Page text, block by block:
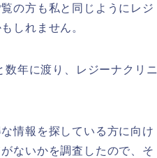
の方も私と同じようにレジ
しれません。
年に渡り、レジーナクリニ
情報を探している方に向け
ないかを調査したので、そ